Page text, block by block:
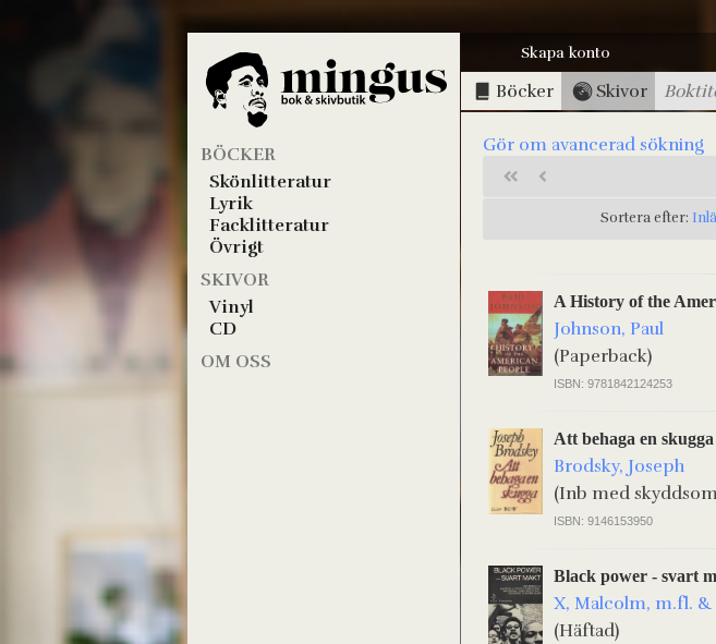
BÖCKER
Skönlitteratur
Lyrik
Facklitteratur
Övrigt
SKIVOR
Vinyl
CD
OM OSS
Skapa konto
Böcker Skivor
Gör om avancerad sökning
Sortera efter:
A History of the
Johnson, Paul
(Paperback)
ISBN: 9781842124253
Att behaga en
Brodsky, Joseph
(Inb med
ISBN: 9146153950
Black power - svart
X, Malcolm, m.fl.
(Häftad)